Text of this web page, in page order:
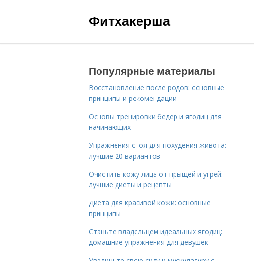
Фитхакерша
Популярные материалы
Восстановление после родов: основные
принципы и рекомендации
Основы тренировки бедер и ягодиц для
начинающих
Упражнения стоя для похудения живота:
лучшие 20 вариантов
Очистить кожу лица от прыщей и угрей:
лучшие диеты и рецепты
Диета для красивой кожи: основные
принципы
Станьте владельцем идеальных ягодиц:
домашние упражнения для девушек